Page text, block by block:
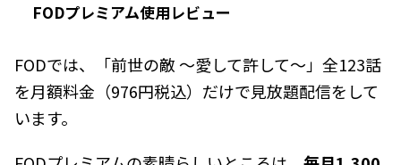
FODプレミアム使用レビュー
FODでは、「前世の敵 ～愛して許して～」全123話
を月額料金（976円税込）だけで見放題配信をして
います。